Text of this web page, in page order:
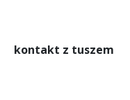
kontakt z tuszem